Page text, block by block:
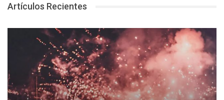
Artículos Recientes